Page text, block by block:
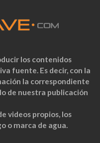
los contenidos
fuente. Es decir, con la
la correspondiente
de nuestra publicación
videos propios, los
o marca de agua.